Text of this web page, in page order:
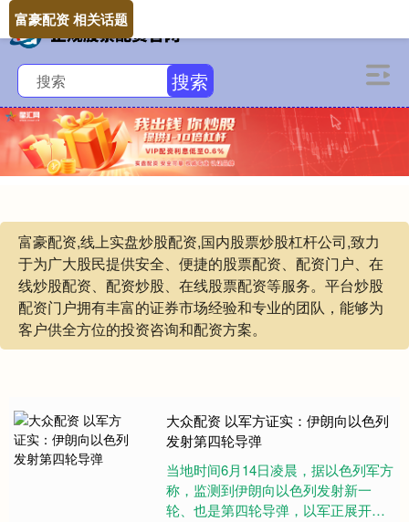
搜索
富豪配资,线上实盘炒股配资,国内股票炒股杠杆公司,致力
于为广大股民提供安全、便捷的股票配资、配资门户、在
线炒股配资、配资炒股、在线股票配资等服务。平台炒股
配资门户拥有丰富的证券市场经验和专业的团队，能够为
客户供全方位的投资咨询和配资方案。
富豪配资 相关话题
大众配资 以军方证实：伊朗向以色列
发射第四轮导弹
当地时间6月14日凌晨，据以色列军方
称，监测到伊朗向以色列发射新一
轮、也是第四轮导弹，以军正展开拦